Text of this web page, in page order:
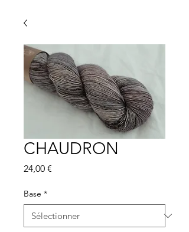
CHAUDRON
24,00 €
Base *